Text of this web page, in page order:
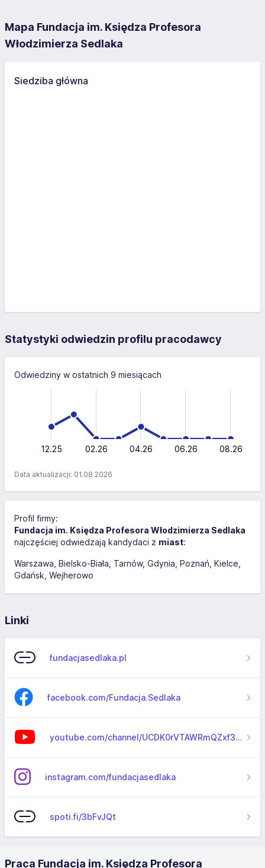
Mapa Fundacja im. Księdza Profesora
Włodzimierza Sedlaka
Siedziba główna
Statystyki odwiedzin profilu pracodawcy
Odwiedziny w ostatnich 9 miesiącach
L
12.25 02.26 04.26 06.26 08.26
Data aktualizacji: 01.08.2026
Profil firmy:
Fundacja im. Księdza Profesora Włodzimierza Sedlaka
najczęściej odwiedzają kandydaci z miast:
Warszawa Bielsko-Biała Tarnów Gdynia Poznań Kielce
Gdańsk Wejherowo
Linki
fundacjasedlaka.pl
facebook.com/Fundacja.Sedlaka
youtube.com/channel/UCDK0rVTAWRmQZxf3o2sYbJA
instagram.com/fundacjasedlaka
spoti.fi/3bFvJQt
Praca Fundacja im. Księdza Profesora